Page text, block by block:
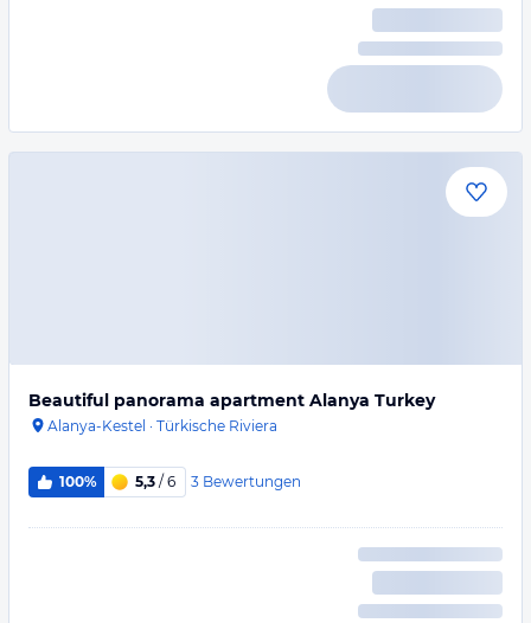
Beautiful panorama apartment Alanya Turkey
Alanya-Kestel · Türkische Riviera
100% 5,3 / 6 3 Bewertungen